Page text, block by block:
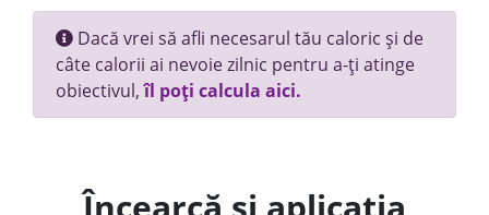
Dacă vrei să afli necesarul tău caloric și de
câte calorii ai nevoie zilnic pentru a-ți atinge
obiectivul,îl poți calcula aici.